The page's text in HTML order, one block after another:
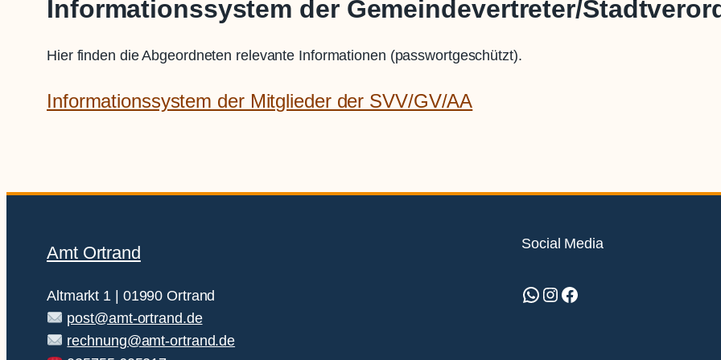
Informationssystem der Gemeindevertreter/
Hier finden die Abgeordneten relevante Informationen (passwortgeschützt).
Informationssystem der Mitglieder der SVV/GV/AA
Amt Ortrand
Altmarkt 1 | 01990 Ortrand
post@amt-ortrand.de
rechnung@amt-ortrand.de
Social Media
WhatsApp Instagram Facebook